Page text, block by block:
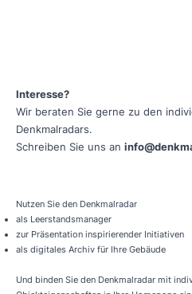
Nutzen Sie den Denkmalradar
als Leerstandsmanager
zur Präsentation inspirierender Initiativen
als digitales Archiv für Ihre Gebäude
Und binden Sie den Denkmalradar mit
Interesse?
Wir beraten Sie gerne zu den
Denkmalradars.
Schreiben Sie uns an